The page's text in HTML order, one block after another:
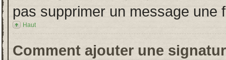
pas supprimer un message une
Haut
Comment ajouter une